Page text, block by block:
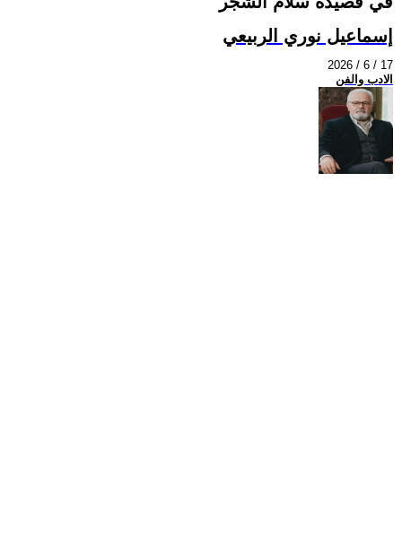
إسماعيل نوري الربيعي
2026 / 6 / 17
الادب والفن